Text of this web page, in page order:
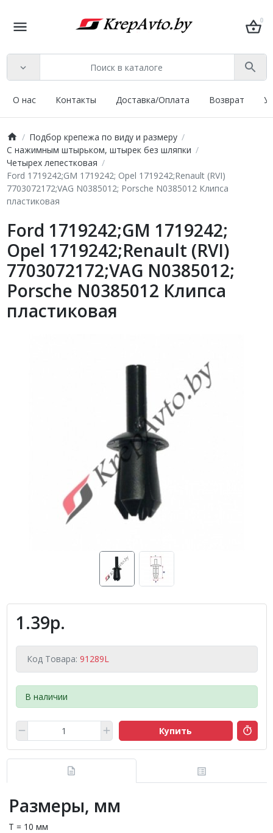
0
О нас Контакты Доставка/Оплата Возврат
Подбор крепежа по виду и размеру
С нажимным штырьком, штырек без шляпки
Четырех лепестковая
Ford 1719242;GM 1719242; Opel 1719242;Renault (RVI)
7703072172;VAG N0385012; Porsche N0385012 Клипса
пластиковая
Ford 1719242;GM 1719242;
Opel 1719242;Renault (RVI)
7703072172;VAG N0385012;
Porsche N0385012 Клипса
пластиковая
1.39р.
Код Товара: 91289L
В наличии
Купить
Размеры, мм
T = 10 мм